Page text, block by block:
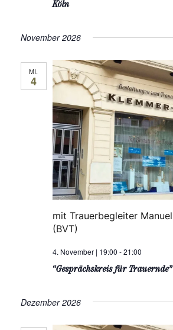
Köln
November 2026
MI.
4
4. November | 19:00 -21:00
“Gesprächskreis für
mit Trauerbegleiter
(BVT)
Dezember 2026